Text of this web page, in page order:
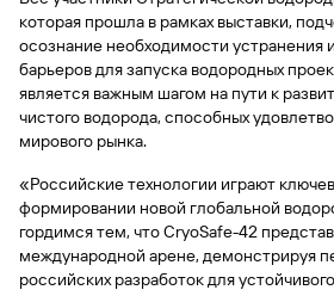
карт
Дополнительная
карта-стикер
Банки-
партнеры
Gazprom
Pay
Быстрый
поиск
по
сайту
Вклады
поиск
по
сайту
Вклады
доверительного
управления
Налоговый
вычет
Быстрый
поиск
по
сайту
по
сайту
Вклады
партнером
Партнерам
для
партнеров
Быстрый
поиск
по
GPB-
i-
Trade
GorodPay
Открыть
брокерский
счет
115-ФЗ
для
малого
бизнеса
для
среднего
бизнеса
Вклады
Вклады
которая прошла в рамках выставки,
осознание необходимости устранения
барьеров для запуска водородных
является важным шагом на пути к
чистого водорода, способных
мирового рынка.
«Российские технологии играют
формировании новой глобальной
гордимся тем, что CryoSafe-42
международной арене, демонстрируя
российских разработок для